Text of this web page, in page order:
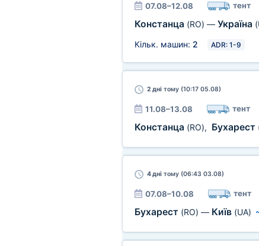
07.08–12.08 тент
Констанца (RO) — Україна
Кільк. машин: 2 ADR: 1-9
2 днітому (10:17 05.08)
11.08–13.08 тент
Констанца (RO), Бухарест
4 днітому (06:43 03.08)
07.08–10.08 тент
Бухарест (RO) — Київ (UA)